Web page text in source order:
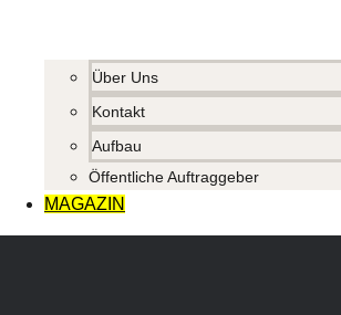
Über Uns
Kontakt
Aufbau
Öffentliche Auftraggeber
MAGAZIN